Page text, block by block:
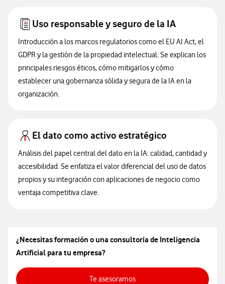
Uso responsable y seguro de la IA
Introducción a los marcos regulatorios como el EU AI Act, el
GDPR y la gestión de la propiedad intelectual. Se explican los
principales riesgos éticos, cómo mitigarlos y cómo
establecer una gobernanza sólida y segura de la IA en la
organización.
El dato como activo estratégico
Análisis del papel central del dato en la IA: calidad, cantidad y
accesibilidad. Se enfatiza el valor diferencial del uso de datos
propios y su integración con aplicaciones de negocio como
ventaja competitiva clave.
¿Necesitas formación o una consultoría de Inteligencia
Artificial para tu empresa?
Te asesoramos